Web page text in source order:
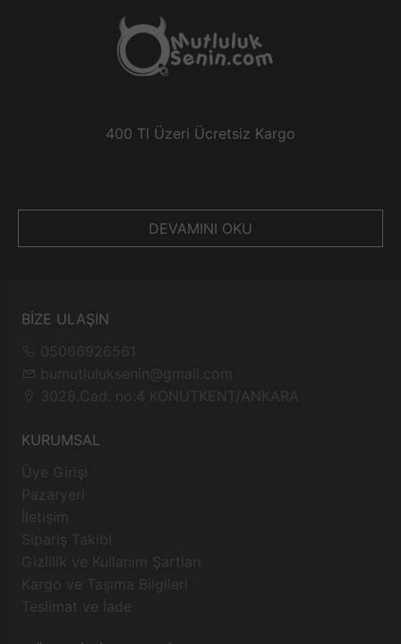
400 Tl Üzeri Ücretsiz Kargo
DEVAMINI OKU
BİZE ULAŞIN
05066926561
bumutluluksenin@gmail.com
3028.Cad. no:4 KONUTKENT/ANKARA
KURUMSAL
Üye Girişi
Pazaryeri
İletişim
Sipariş Takibi
Gizlilik ve Kullanım Şartları
Kargo ve Taşıma Bilgileri
Teslimat ve İade